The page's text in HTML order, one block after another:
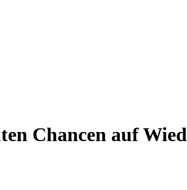
Chancen auf